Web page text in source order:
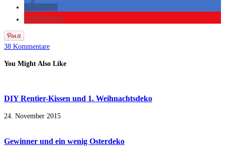
38 Kommentare
You Might Also Like
DIY Rentier-Kissen und 1. Weihnachtsdeko
24. November 2015
Gewinner und ein wenig Osterdeko